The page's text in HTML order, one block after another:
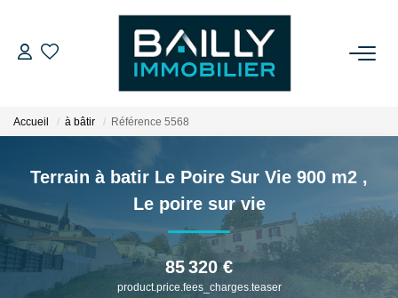
ACHETER
VENDRE
NOS AGENCES
Qui Sommes Nous
Accueil à bâtir Référence 5568
Terrain à batir Le Poire Sur Vie 900 m2 ,
Le poire sur vie
85 320 €
product.price.fees_charges.teaser